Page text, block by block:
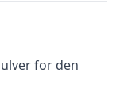
for den